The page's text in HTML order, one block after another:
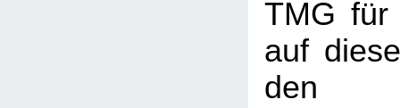
TMG für
auf
den